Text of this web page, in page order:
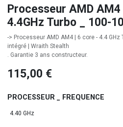
Processeur AMD
4.4GHz Turbo _ 100-
-> Processeur AMD AM4 | 6 core - 4.4 GHz
intégré | Wraith Stealth
. Garantie 3 ans constructeur.
115,00 €
PROCESSEUR _ FREQUENCE